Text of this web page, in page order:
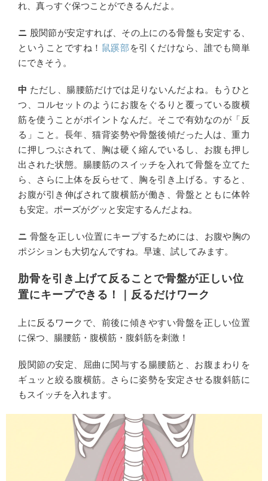
れ、真っすぐ保つことができるんだよ。
ニ 股関節が安定すれば、その上にのる骨盤も安定する、
ということですね！ 鼠蹊部 を引くだけなら、誰でも簡単
にできそう。
中 ただし、腸腰筋だけでは足りないんだよね。もうひと
つ、コルセットのようにお腹をぐるりと覆っている腹横
筋を使うことがポイントなんだ。そこで有効なのが「反
る」こと。長年、猫背姿勢や骨盤後傾だった人は、重力
に押しつぶされて、胸は硬く縮んでいるし、お腹も押し
出された状態。腸腰筋のスイッチを入れて骨盤を立てた
ら、さらに上体を反らせて、胸を引き上げる。すると、
お腹が引き伸ばされて腹横筋が働き、骨盤とともに体幹
も安定。ポーズがグッと安定するんだよね。
ニ 骨盤を正しい位置にキープするためには、お腹や胸の
ポジションも大切なんですね。早速、試してみます。
肋骨を引き上げて反ることで骨盤が正しい位
置にキープできる！｜反るだけワーク
上に反るワークで、前後に傾きやすい骨盤を正しい位置
に保つ、腸腰筋・腹横筋・腹斜筋を刺激！
股関節の安定、屈曲に関与する腸腰筋と、お腹まわりを
ギュッと絞る腹横筋。さらに姿勢を安定させる腹斜筋に
もスイッチを入れます。